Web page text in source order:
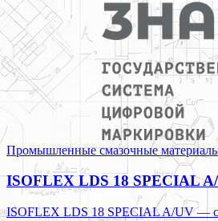
Промышленные смазочные
ISOFLEX LDS 18 SPECIAL
ISOFLEX LDS 18 SPECIAL A/UV —